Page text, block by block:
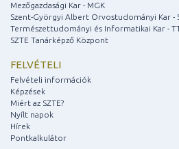
Mezőgazdasági Kar - MGK
Szent-Györgyi Albert Orvostudományi Kar -
Természettudományi és Informatikai Kar -
SZTE Tanárképző Központ
FELVÉTELI
Felvételi információk
Képzések
Miért az SZTE?
Nyílt napok
Hírek
Pontkalkulátor